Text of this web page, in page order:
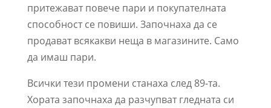
притежават повече пари и покупателната
способност се повиши. Започнаха да се
продават всякакви неща в магазините. Само
да имаш пари.
Всички тези промени станаха след 89-та.
Хората започнаха да разчупват гледната си